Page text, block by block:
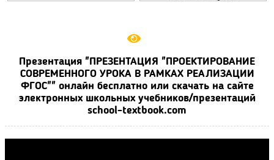
Презентация "ПРЕЗЕНТАЦИЯ "ПРОЕКТИРОВАНИЕ
СОВРЕМЕННОГО УРОКА В РАМКАХ РЕАЛИЗАЦИИ
ФГОС"" онлайн бесплатно или скачать на сайте
электронных школьных учебников/презентаций
school-textbook.com